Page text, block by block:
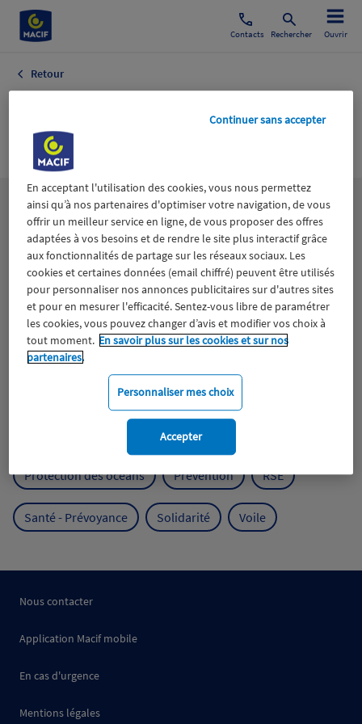
Contacts Rechercher Ouvrir
Retour
Caravaning
Lesthématiques
Aidants Catastrophes naturelles Climat
Engagement Epargne ESS
Expérience clients Fondation Macif Jeunesse
Mutualisme
Protection de l'environnement
Protection des océans Prévention RSE
Santé - Prévoyance Solidarité Voile
Nous contacter
Application Macif mobile
En cas d'urgence
Mentions légales
En acceptant l'utilisation des cookies, vous nous permettez
ainsi qu’à nos partenaires d'optimiser votre navigation, de vous
offrir un meilleur service en ligne, de vous proposer des offres
adaptées à vos besoins et de rendre le site plus interactif grâce
aux fonctionnalités de partage sur les réseaux sociaux. Les
cookies et certaines données (email chiffré) peuvent être utilisés
pour personnaliser nos annonces publicitaires sur d'autres sites
et pour en mesurer l'efficacité. Sentez-vous libre de paramétrer
les cookies, vous pouvez changer d’avis et modifier vos choix à
tout moment. En savoir plus sur les cookies et sur nos
partenaires.
Personnaliser mes choix
Continuer sans accepter
Accepter